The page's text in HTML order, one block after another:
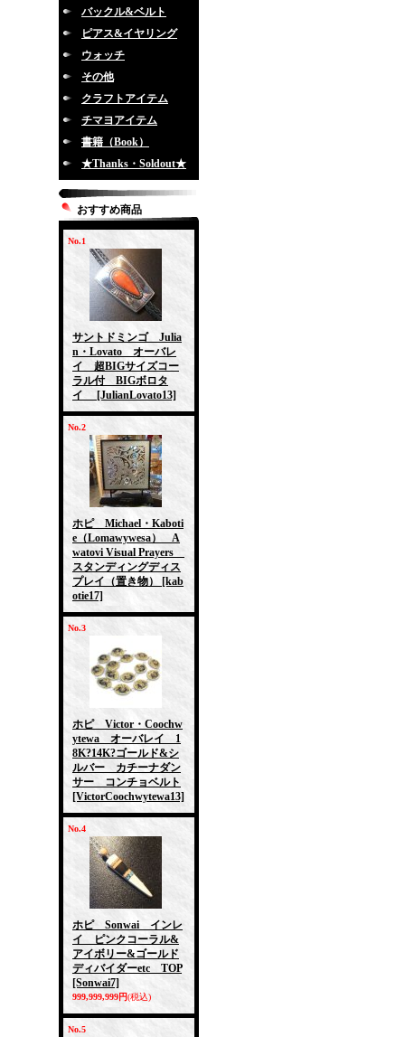
バックル&ベルト
ピアス&イヤリング
ウォッチ
その他
クラフトアイテム
チマヨアイテム
書籍（Book）
★Thanks・Soldout★
おすすめ商品
No.1
サントドミンゴ Julia
n・Lovato オーバレ
イ 超BIGサイズコー
ラル付 BIGボロタ
イ
[JulianLovato13]
No.2
ホピ Michael・Kaboti
e（Lomawywesa） A
watovi Visual Prayers
スタンディングディス
プレイ（置き物）
[kab
otie17]
No.3
ホピ Victor・Coochw
ytewa オーバレイ 1
8K?14K?ゴールド&シ
ルバー カチーナダン
サー コンチョベルト
[VictorCoochwytewa13]
No.4
ホピ Sonwai インレ
イ ピンクコーラル&
アイボリー&ゴールド
ディバイダーetc TOP
[Sonwai7]
999,999,999円(税込)
No.5